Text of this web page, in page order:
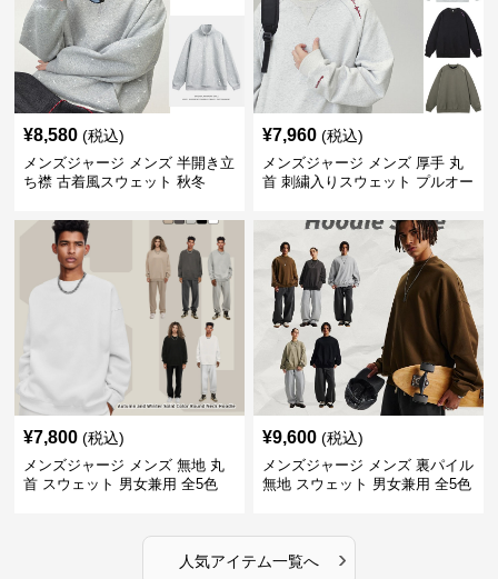
¥8,580 (税込)
メンズジャージ メンズ 半開き立
ち襟 古着風スウェット 秋冬
¥7,960 (税込)
メンズジャージ メンズ 厚手 丸
首 刺繍入りスウェット プルオー
¥7,800 (税込)
メンズジャージ メンズ 無地 丸
首 スウェット 男女兼用 全5色
¥9,600 (税込)
メンズジャージ メンズ 裏パイル
無地 スウェット 男女兼用 全5色
人気アイテム一覧へ ›